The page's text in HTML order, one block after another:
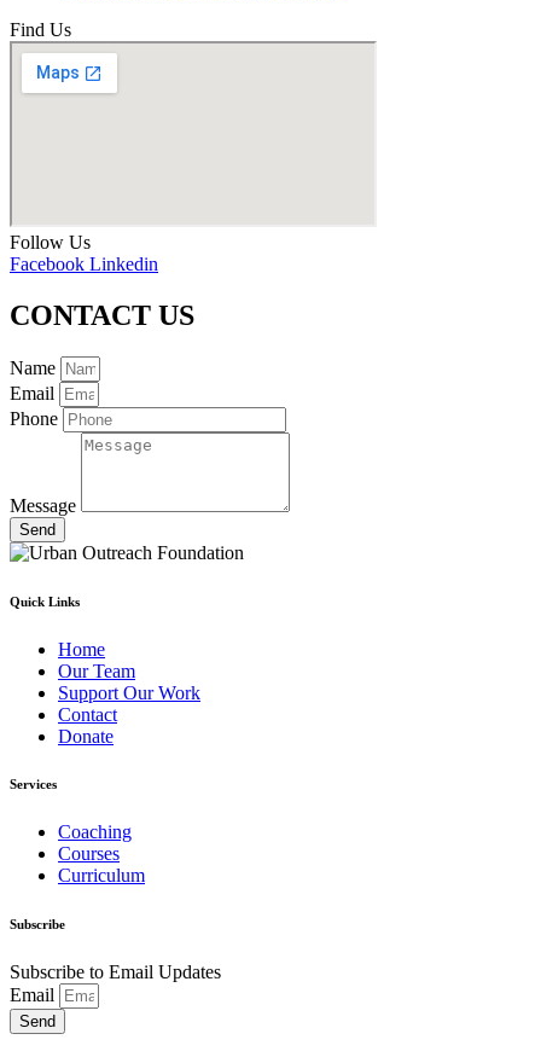
Find Us
Follow Us
Facebook Linkedin
CONTACT US
Name
Email
Phone
Message
Send
Quick Links
Home
Our Team
Support Our Work
Contact
Donate
Services
Coaching
Courses
Curriculum
Subscribe
Subscribe to Email Updates
Email
Send